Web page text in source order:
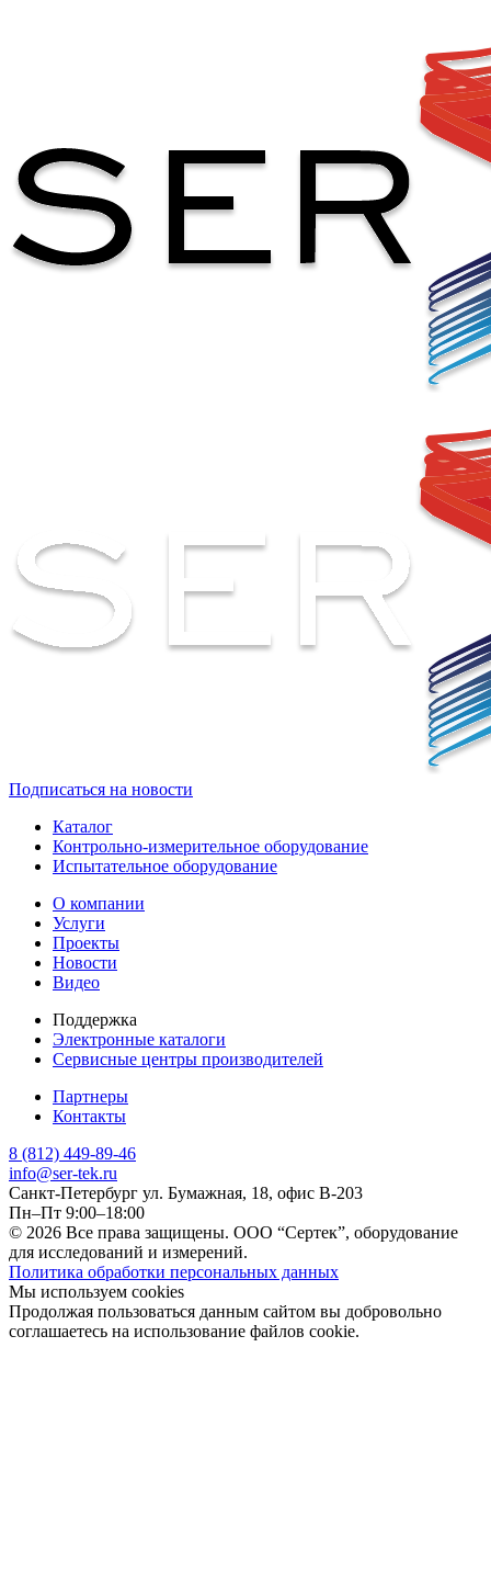
Подписаться на новости
Каталог
Контрольно-измерительное оборудование
Испытательное оборудование
О компании
Услуги
Проекты
Новости
Видео
Поддержка
Электронные каталоги
Сервисные центры производителей
Партнеры
Контакты
8 (812) 449-89-46
info@ser-tek.ru
Санкт-Петербург ул. Бумажная, 18, офис B-203
Пн–Пт 9:00–18:00
© 2026 Все права защищены. ООО “Сертек”, оборудование
для исследований и измерений.
Политика обработки персональных данных
Мы используем cookies
Продолжая пользоваться данным сайтом вы добровольно
соглашаетесь на использование файлов cookie.